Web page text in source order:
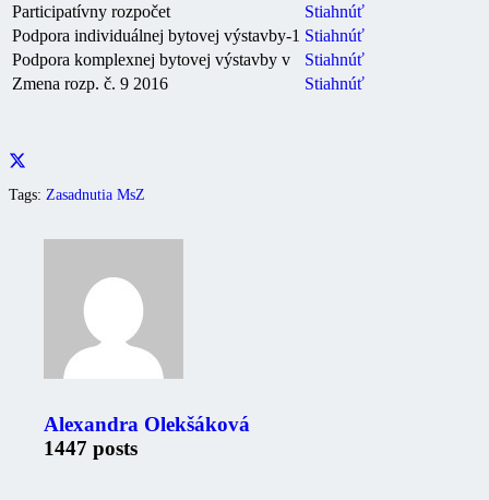
Participatívny rozpočet
Stiahnúť
Podpora individuálnej bytovej výstavby-1 Stiahnúť
Podpora komplexnej bytovej výstavby v
Stiahnúť
Zmena rozp. č. 9 2016
Stiahnúť
Tags: Zasadnutia MsZ
Alexandra Olekšáková
1447 posts